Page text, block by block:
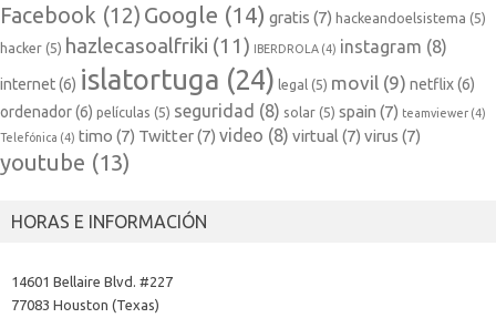
Facebook (12) Google (14) gratis (7) hackeandoelsistema (5)
hacker (5) hazlecasoalfriki (11) IBERDROLA (4) instagram (8)
internet(6) islatortuga (24) legal (5) movil (9) netflix(6)
ordenador(6) películas (5) seguridad (8) solar (5) spain (7) teamviewer (4)
Telefónica (4) timo (7) Twitter(7) video (8) virtual (7) virus (7)
youtube (13)
HORAS E INFORMACIÓN
14601 Bellaire Blvd. #227
77083 Houston (Texas)